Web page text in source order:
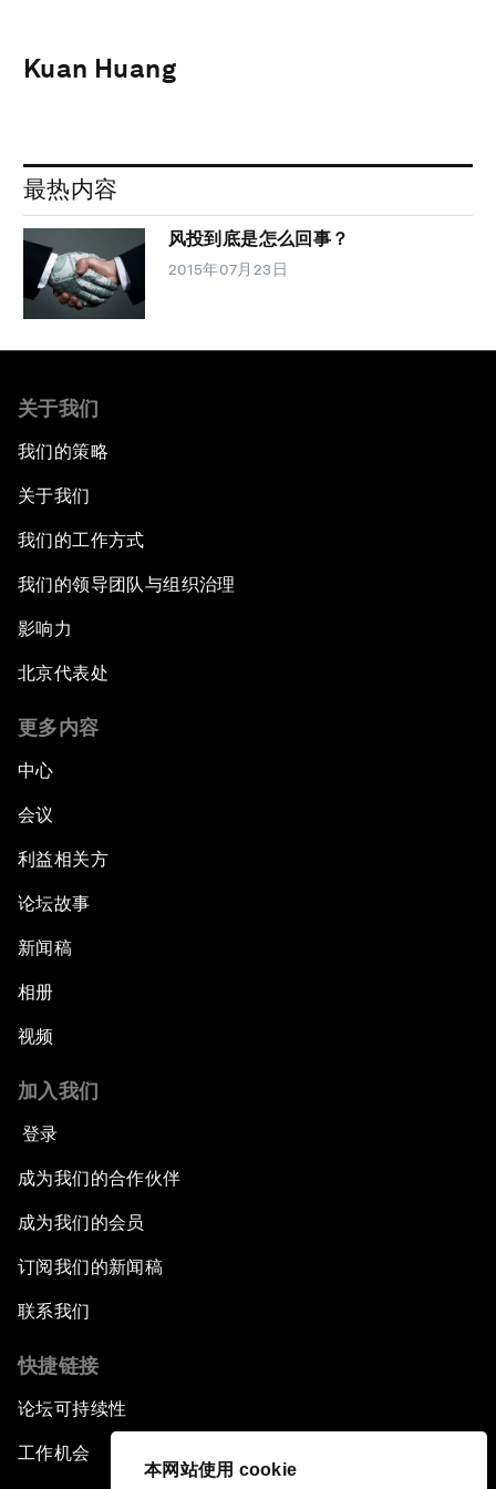
本网站使用 cookie
Kuan Huang
最热内容
风投到底是怎么回事？
2015年07月23日
关于我们
我们的策略
关于我们
我们的工作方式
我们的领导团队与组织治理
影响力
北京代表处
更多内容
中心
会议
利益相关方
论坛故事
新闻稿
相册
视频
加入我们
登录
成为我们的合作伙伴
成为我们的会员
订阅我们的新闻稿
联系我们
快捷链接
论坛可持续性
工作机会